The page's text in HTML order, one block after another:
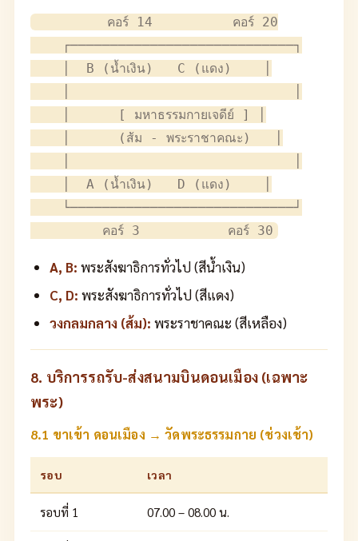
         คอร์ 14          คอร์ 20
    ┌────────────────────────────┐
    │  B (น้ำเงิน)   C (แดง)    │
    │      [ มหาธรรมกายเจดีย์ ] │
    │      (ส้ม - พระราชาคณะ)   │
    │  A (น้ำเงิน)   D (แดง)    │
    └────────────────────────────┘
A, B: พระสังฆาธิการทั่วไป (สีน้ำเงิน)
C, D: พระสังฆาธิการทั่วไป (สีแดง)
วงกลมกลาง (ส้ม): พระราชาคณะ (สีเหลือง)
8. บริการรถรับ-ส่งสนามบินดอนเมือง (เฉพาะ
พระ)
8.1 ขาเข้า ดอนเมือง → วัดพระธรรมกาย (ช่วงเช้า)
รอบ เวลา
รอบที่ 1 07.00 – 08.00 น.